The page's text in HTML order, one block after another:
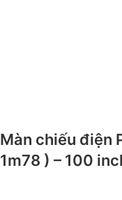
Màn chiếu điện
1m78 ) – 100